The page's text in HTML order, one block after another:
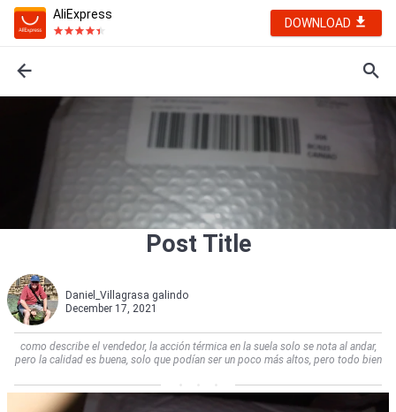
AliExpress
DOWNLOAD
Post Title
Daniel_Villagrasa galindo
December 17, 2021
como describe el vendedor, la acción térmica en la suela solo se nota al andar,
pero la calidad es buena, solo que podían ser un poco más altos, pero todo bien